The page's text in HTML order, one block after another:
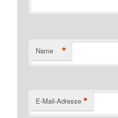
Name *
E-Mail-Adresse *